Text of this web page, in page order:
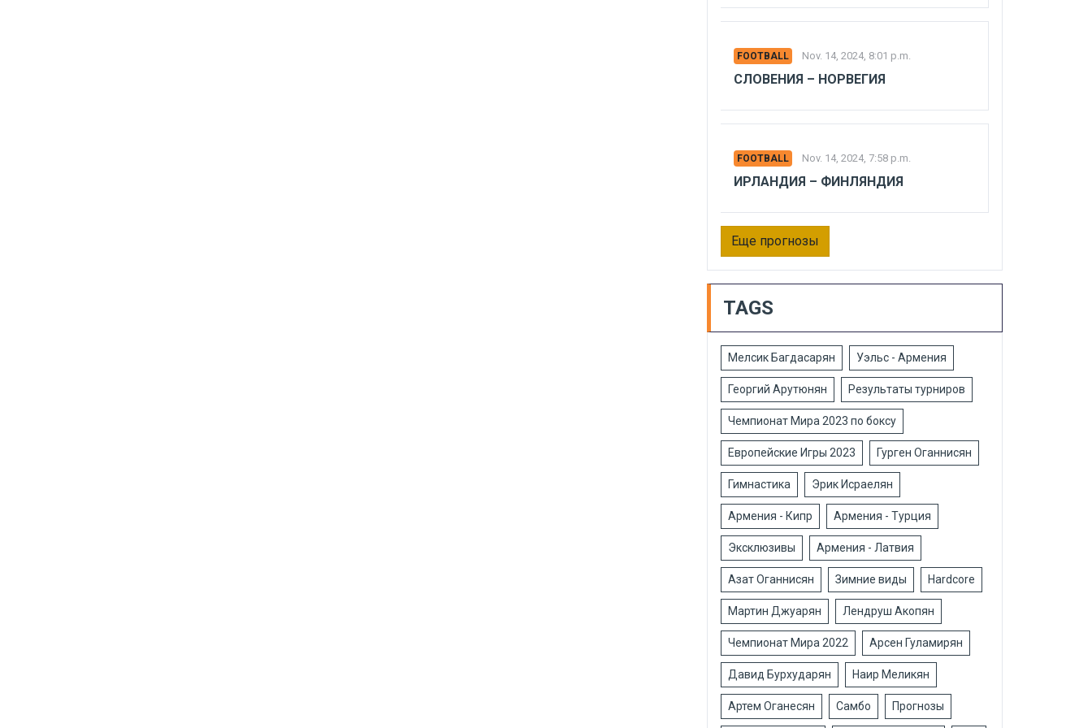
FOOTBALL Nov. 14, 2024, 8:01 p.m.
СЛОВЕНИЯ – НОРВЕГИЯ
FOOTBALL Nov. 14, 2024, 7:58 p.m.
ИРЛАНДИЯ – ФИНЛЯНДИЯ
Еще прогнозы
TAGS
Мелсик Багдасарян Уэльс - Армения
Георгий Арутюнян Результаты турниров
Чемпионат Мира 2023 по боксу
Европейские Игры 2023 Гурген Оганнисян
Гимнастика Эрик Исраелян
Армения - Кипр Армения - Турция
Эксклюзивы Армения - Латвия
Азат Оганнисян Зимние виды Hardcore
Мартин Джуарян Лендруш Акопян
Чемпионат Мира 2022 Арсен Гуламирян
Давид Бурхударян Наир Меликян
Артем Оганесян Самбо Прогнозы